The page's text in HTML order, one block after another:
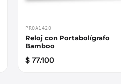
PROA1420
Reloj con Portabolígrafo
Bamboo
$ 77.100